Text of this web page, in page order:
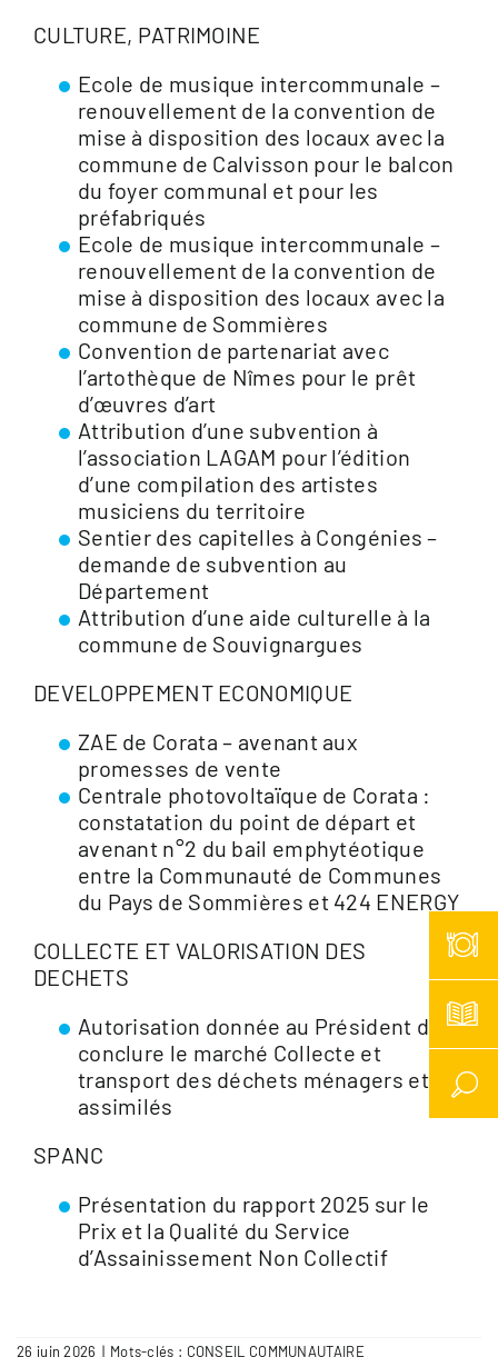
CULTURE, PATRIMOINE
Ecole de musique intercommunale –
renouvellement de la convention de
mise à disposition des locaux avec la
commune de Calvisson pour le balcon
du foyer communal et pour les
préfabriqués
Ecole de musique intercommunale –
renouvellement de la convention de
mise à disposition des locaux avec la
commune de Sommières
Convention de partenariat avec
l’artothèque de Nîmes pour le prêt
d’œuvres d’art
Attribution d’une subvention à
l’association LAGAM pour l’édition
d’une compilation des artistes
musiciens du territoire
Sentier des capitelles à Congénies –
demande de subvention au
Département
Attribution d’une aide culturelle à la
commune de Souvignargues
DEVELOPPEMENT ECONOMIQUE
ZAE de Corata – avenant aux
promesses de vente
Centrale photovoltaïque de Corata :
constatation du point de départ et
avenant n°2 du bail emphytéotique
entre la Communauté de Communes
du Pays de Sommières et 424 ENERGY
COLLECTE ET VALORISATION DES
DECHETS
Autorisation donnée au Président de
conclure le marché Collecte et
transport des déchets ménagers et
assimilés
SPANC
Présentation du rapport 2025 sur le
Prix et la Qualité du Service
d’Assainissement Non Collectif
26 juin 2026 | Mots-clés : CONSEIL COMMUNAUTAIRE